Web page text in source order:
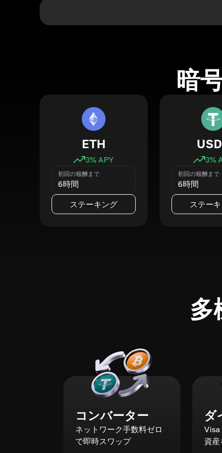
暗
ETH
3% APY
初回の報酬まで
6時間
ステーキング
3%
初回の報酬まで
6時間
ステー
多
コンバーター
ネットワーク手数料ゼロ
で即時スワップ
ダ
資